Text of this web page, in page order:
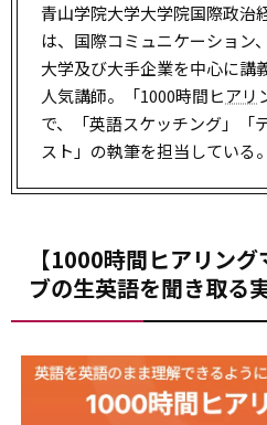
青山学院大学大学院国際政治
は、国際コミュニケーション
大学及び大手企業を中心に講
人気講師。「1000時間ヒアリ
で、「英語スケッチング」「
スト」の執筆を担当している
【1000時間ヒアリン
ブの生英語を聞き取る